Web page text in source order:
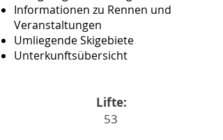
Informationen zu Rennen und
Veranstaltungen
Umliegende Skigebiete
Unterkunftsübersicht
Lifte:
53